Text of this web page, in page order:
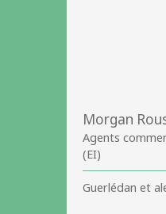
Agents
(EI)
Guerlédan et